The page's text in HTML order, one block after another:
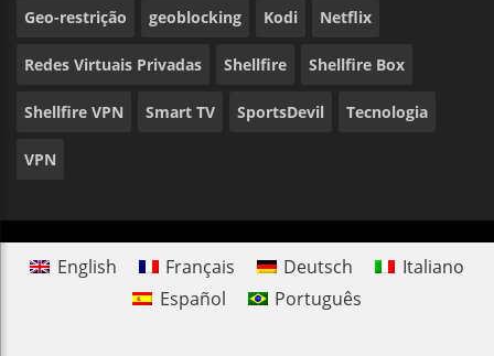
Geo-restrição geoblocking Kodi Netflix
Redes Virtuais Privadas Shellfire Shellfire Box
Shellfire VPN Smart TV SportsDevil Tecnologia
VPN
English Français Deutsch
Italiano
Español
Português